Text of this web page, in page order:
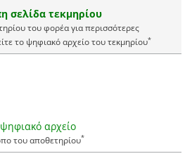
σελίδα τεκμηρίου
του φορέα για περισσότερες
το ψηφιακό αρχείο του τεκμηρίου*
αρχείο
του αποθετηρίου*